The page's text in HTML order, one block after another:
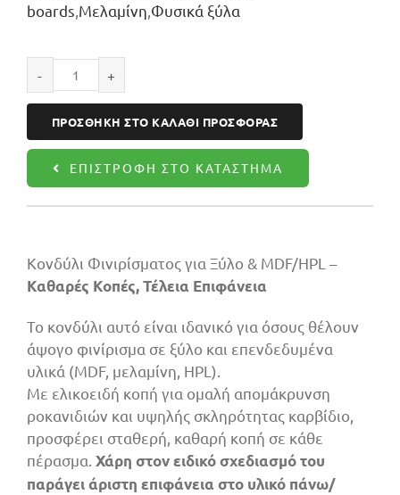
boards Μελαμίνη Φυσικά ξύλα
Κονδύλι
φινιρίσματος
18X52X110
Z2+2
UP/DOWN
ΠΡΟΣΘΉΚΗ ΣΤΟ ΚΑΛΆΘΙ ΠΡΟΣΦΟΡΆΣ
ΕΠΙΣΤΡΟΦΉ ΣΤΟ ΚΑΤΆΣΤΗΜΑ
Κονδύλι Φινιρίσματος για Ξύλο & MDF/HPL –
Καθαρές Κοπές, Τέλεια Επιφάνεια
Το κονδύλι αυτό είναι ιδανικό για όσους θέλουν
άψογο φινίρισμα σε ξύλο και επενδεδυμένα
υλικά (MDF, μελαμίνη, HPL).
Με ελικοειδή κοπή για ομαλή απομάκρυνση
ροκανιδιών και υψηλής σκληρότητας καρβίδιο,
προσφέρει σταθερή, καθαρή κοπή σε κάθε
πέρασμα. Χάρη στον ειδικό σχεδιασμό του
παράγει άριστη επιφάνεια στο υλικό πάνω/